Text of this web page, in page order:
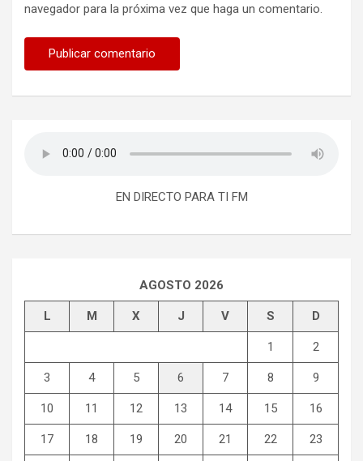
navegador para la próxima vez que haga un comentario.
EN DIRECTO PARA TI FM
AGOSTO 2026
L M X J V S D
1 2
3 4 5 6 7 8 9
10 11 12 13 14 15 16
17 18 19 20 21 22 23